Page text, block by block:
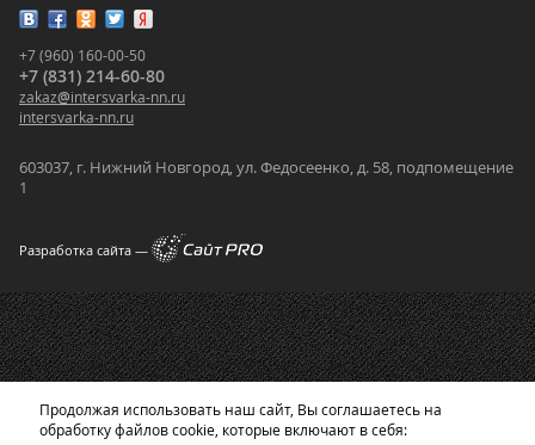
+7 (960) 160-00-50
+7 (831) 214-60-80
zakaz@intersvarka-nn.ru
intersvarka-nn.ru
603037, г. Нижний Новгород, ул. Федосеенко, д. 58, подпомещение
1
Разработка сайта —
Продолжая использовать наш сайт, Вы соглашаетесь на
обработку файлов cookie, которые включают в себя: